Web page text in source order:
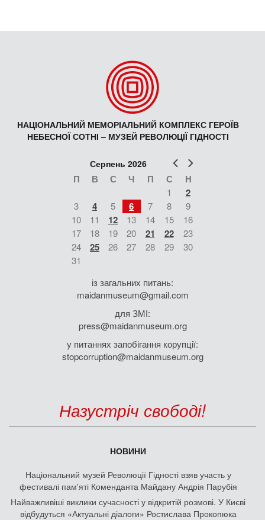
НАЦІОНАЛЬНИЙ МЕМОРІАЛЬНИЙ КОМПЛЕКС ГЕРОЇВ
НЕБЕСНОЇ СОТНІ – МУЗЕЙ РЕВОЛЮЦІЇ ГІДНОСТІ
Попер
Серпень 2026
П В С Ч П С Н
1 2
3 4 5 6 7 8
9
10
11 12 13 14 15
16
17
18 19 20 21 22
23
24
25 26 27 28 29
30
31
із загальних питань:
maidanmuseum@gmail.com
для ЗМІ:
press@maidanmuseum.org
у питаннях запобігання корупції:
stopcorruption@maidanmuseum.org
Назустріч свободі!
НОВИНИ
Національний музей Революції Гідності взяв участь у
фестивалі пам'яті Коменданта Майдану Андрія Парубія
Найважливіші виклики сучасності у відкритій розмові. У Києві
відбудуться «Актуальні діалоги» Ростислава Прокопюка